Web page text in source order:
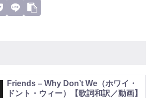
Friends – Why Don’t We（ホワイ・
ドント・ウィー）【歌詞和訳／動画】